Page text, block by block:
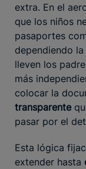
extra. En el
que los niños
pasaportes
dependiendo
lleven los
más
colocar la
transparente
pasar por el
Esta lógica
extender hasta